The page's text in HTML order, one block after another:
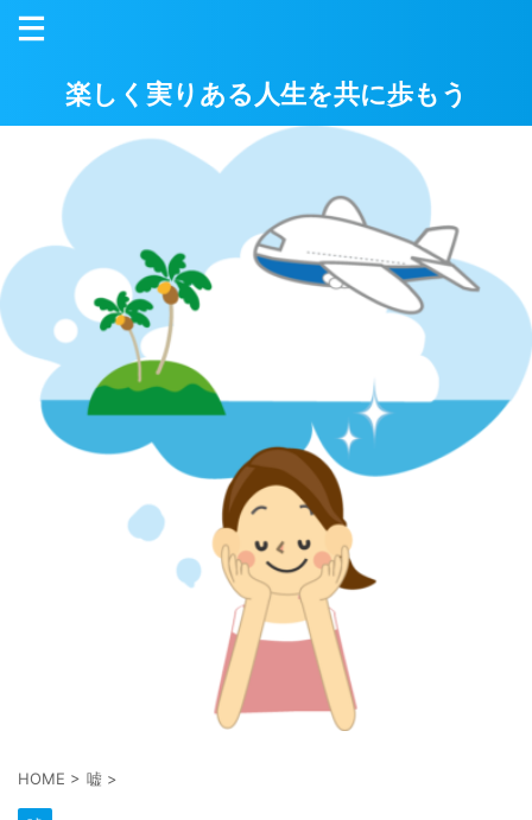
楽しく実りある人生を共に歩もう
HOME > 嘘 >